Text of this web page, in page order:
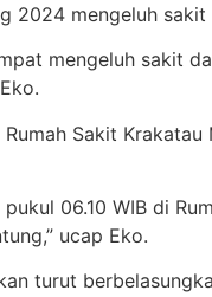
2024 mengeluh sakit
mengeluh sakit
Sakit Krakatau
06.10 WIB di
ucap Eko.
turut